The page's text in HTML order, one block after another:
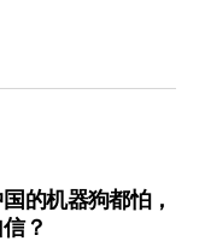
的机器狗都怕，
？